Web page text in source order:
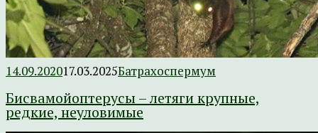
14.09.202017.03.2025Батрахоспермум
Бисвамойоптерусы – летяги крупные,
редкие, неуловимые